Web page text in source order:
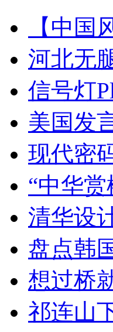
【中国
河北无
信号灯
美国发
现代密
“中华
清华设
盘点韩
想过桥
祁连山